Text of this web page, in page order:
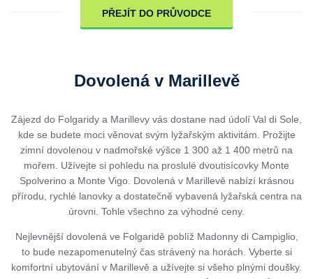
PŘEJÍT DO PRŮVODCE
Dovolená v Marillevě
Zájezd do Folgaridy a Marillevy vás dostane nad údolí Val di Sole,
kde se budete moci věnovat svým lyžařským aktivitám. Prožijte
zimní dovolenou v nadmořské výšce 1 300 až 1 400 metrů na
mořem. Užívejte si pohledu na proslulé dvoutisícovky Monte
Spolverino a Monte Vigo. Dovolená v Marillevě nabízí krásnou
přírodu, rychlé lanovky a dostatečně vybavená lyžařská centra na
úrovni. Tohle všechno za výhodné ceny.
Nejlevnější dovolená ve Folgaridě poblíž Madonny di Campiglio,
to bude nezapomenutelný čas strávený na horách. Vyberte si
komfortní ubytování v Marillevě a užívejte si všeho plnými doušky.